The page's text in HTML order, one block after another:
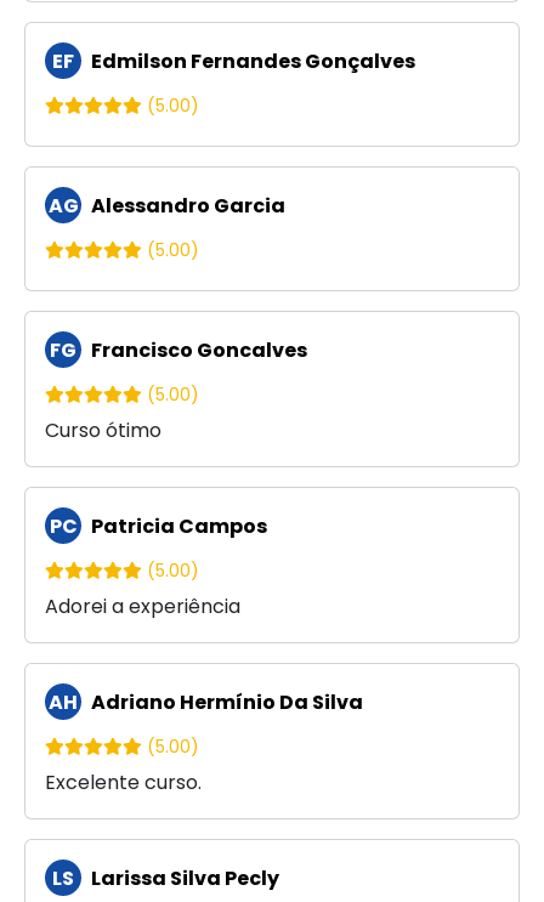
EF Edmilson Fernandes Gonçalves
(5.00)
AG Alessandro Garcia
(5.00)
FG Francisco Goncalves
(5.00)
Curso ótimo
PC Patricia Campos
(5.00)
Adorei a experiência
AH Adriano Hermínio Da Silva
(5.00)
Excelente curso.
LS Larissa Silva Pecly